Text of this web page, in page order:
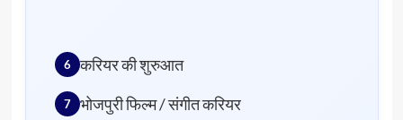
करियर की शुरुआत
भोजपुरी फिल्म / संगीत करियर